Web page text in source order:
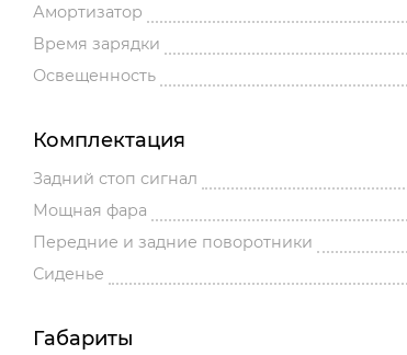
Амортизатор
Время зарядки
Освещенность
Комплектация
Задний стоп сигнал
Мощная фара
Передние и задние поворотники
Сиденье
Габариты